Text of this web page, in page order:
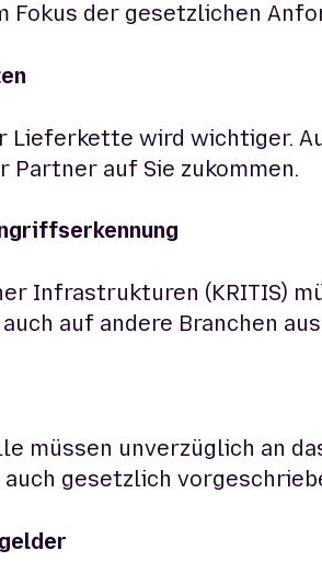
Fokus der gesetzlichen
Lieferkette wird wichtiger.
Partner auf Sie zukommen.
Infrastrukturen (KRITIS)
auf andere Branchen
müssen unverzüglich an
gesetzlich